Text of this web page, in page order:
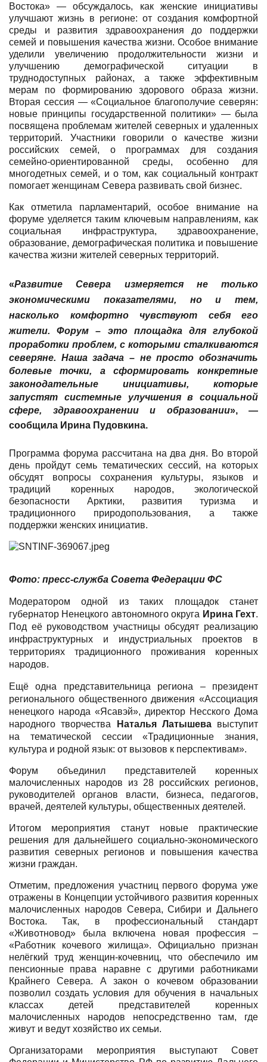
Востока» — обсуждалось, как женские инициативы
улучшают жизнь в регионе: от создания комфортной
среды и развития здравоохранения до поддержки
семей и повышения качества жизни. Особое внимание
уделили увеличению продолжительности жизни и
улучшению демографической ситуации в
труднодоступных районах, а также эффективным
мерам по формированию здорового образа жизни.
Вторая сессия — «Социальное благополучие северян:
новые принципы государственной политики» — была
посвящена проблемам жителей северных и удаленных
территорий. Участники говорили о качестве жизни
российских семей, о программах для создания
семейно-ориентированной среды, особенно для
многодетных семей, и о том, как социальный контракт
помогает женщинам Севера развивать свой бизнес.
Как отметила парламентарий, особое внимание на
форуме уделяется таким ключевым направлениям, как
социальная инфраструктура, здравоохранение,
образование, демографическая политика и повышение
качества жизни жителей северных территорий.
«Развитие Севера измеряется не только
экономическими показателями, но и тем,
насколько комфортно чувствуют себя его
жители. Форум–
это площадка для глубокой
проработки проблем, с которыми сталкиваются
северяне. Наша задача – не просто обозначить
болевые точки, а сформировать конкретные
законодательные инициативы, которые
запустят системные улучшения в социальной
сфере, здравоохранении и образовании», —
сообщила Ирина Пудовкина.
Программа форума рассчитана на два дня. Во второй
день пройдут семь тематических сессий, на которых
обсудят вопросы сохранения культуры, языков и
традиций коренных народов, экологической
безопасности Арктики, развития туризма и
традиционного природопользования, а также
поддержки женских инициатив.
Фото: пресс-служба Совета Федерации ФС
Модератором одной из таких площадок станет
губернатор Ненецкого автономного округа Ирина Гехт.
Под её руководством участницы обсудят реализацию
инфраструктурных и индустриальных проектов в
территориях традиционного проживания коренных
народов.
Ещё одна представительница региона – президент
регионального общественного движения «Ассоциация
ненецкого народа «Ясавэй», директор Несского Дома
народного творчества
Наталья Латышевавыступит
на тематической сессии «Традиционные знания,
культура и родной язык: от вызовов к перспективам».
Форум объединил представителей коренных
малочисленных народов из 28 российских регионов,
руководителей органов власти, бизнеса, педагогов,
врачей, деятелей культуры, общественных деятелей.
Итогом мероприятия станут новые практические
решения для дальнейшего социально-экономического
развития северных регионов
и повышения качества
жизни граждан.
Отметим, предложения участниц первого форума уже
отражены в Концепции устойчивого развития коренных
малочисленных народов Севера, Сибири и Дальнего
Востока. Так, в профессиональный стандарт
«Животновод» была включена новая профессия –
«Работник кочевого жилища». Официально признан
нелёгкий труд женщин-кочевниц, что обеспечило им
пенсионные права наравне с другими работниками
Крайнего Севера. А закон о кочевом образовании
позволил создать условия для обучения в начальных
классах детей представителей коренных
малочисленных народов непосредственно там, где
живут и ведут хозяйство их семьи.
Организаторами мероприятия выступают Совет